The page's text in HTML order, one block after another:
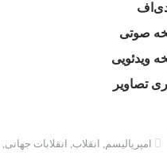
صوتی
ویدئویی
تصاویر
امپریالیسم, انقلاب, انقلابات جهانی,